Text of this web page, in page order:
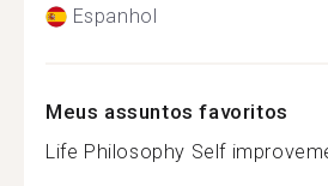
Espanhol
Meus assuntos favoritos
Life Philosophy Self